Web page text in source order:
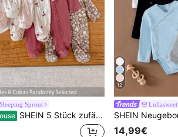
Sleeping Sprout
SHEIN 5 Stück zufällig versendet 1 Stück Neugeborenen Baby Mädchen Jumpsuit Set, Weiß, Dunkellila, Rosa, Aprikose, Herbst/Winter, weich, bequem, dünner Jumpsuit, exquisiter süßer Kirschblüten Blumenmuster, lässiger minimalistischer Reißverschluss Langarm Fuß-Jumpsuit, Hauskleidung
12
Lullasweet
14,99€